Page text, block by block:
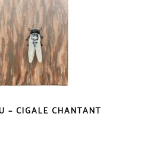
– CIGALE CHANTANT